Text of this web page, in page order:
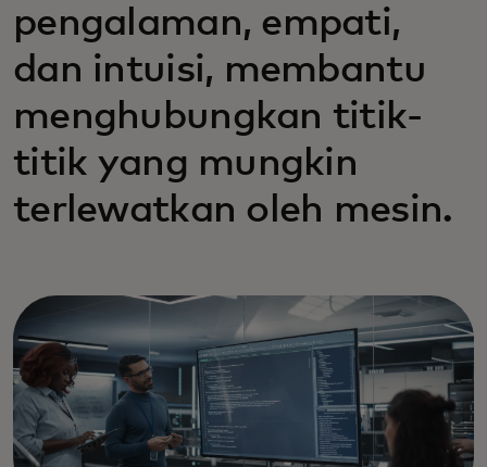
pengalaman, empati,
dan intuisi, membantu
menghubungkan titik-
titik yang mungkin
terlewatkan oleh mesin.